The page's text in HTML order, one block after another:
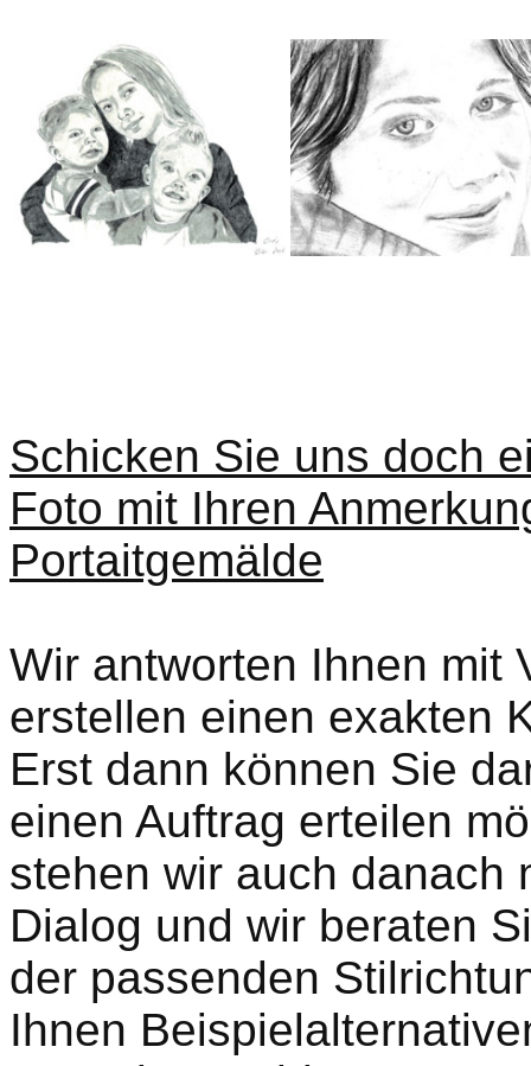
Schicken Sie uns doch
Foto mit Ihren
Portaitgemälde
Wir antworten Ihnen mit
erstellen einen exakten
Erst dann können Sie
einen Auftrag erteilen
stehen wir auch danach
Dialog und wir beraten
der passenden
Ihnen